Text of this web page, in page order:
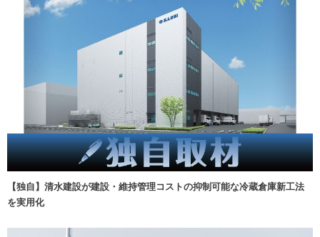
【独自】清水建設が建設・維持管理コストの抑制可能な冷蔵倉庫新工法
を実用化